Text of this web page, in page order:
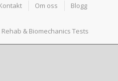
Om oss Blogg
& Biomechanics Tests